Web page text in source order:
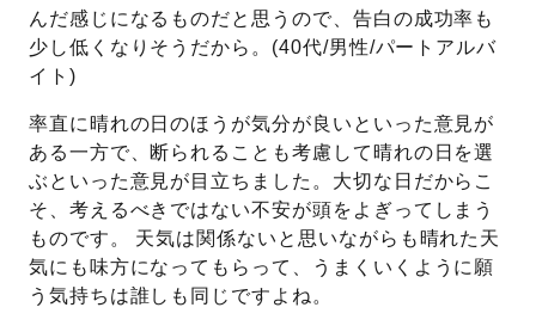
んだ感じになるものだと思うので、告白の成功率も
少し低くなりそうだから。(40代/男性/パートアルバ
イト)
率直に晴れの日のほうが気分が良いといった意見が
ある一方で、断られることも考慮して晴れの日を選
ぶといった意見が目立ちました。大切な日だからこ
そ、考えるべきではない不安が頭をよぎってしまう
ものです。 天気は関係ないと思いながらも晴れた天
気にも味方になってもらって、うまくいくように願
う気持ちは誰しも同じですよね。